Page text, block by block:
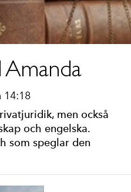
14:18
men också
och engelska.
som speglar den